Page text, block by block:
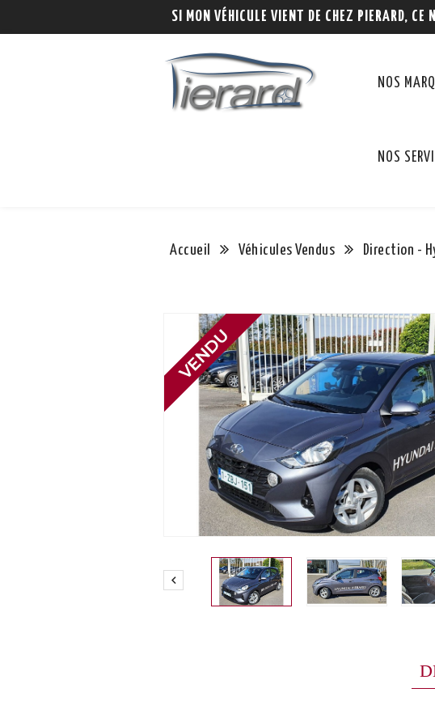
SI MON VÉHICULE VIENT DE CHEZ PIERARD, CE
NOS
NOS
Accueil Véhicules Vendus Direction -
